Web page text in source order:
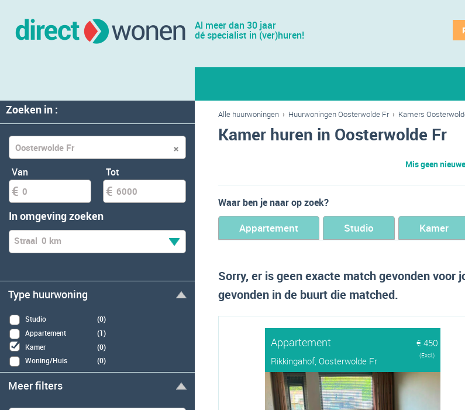
Al meer dan 30 jaar
dé specialist in (ver)huren!
Zoeken in :
Van Tot
In omgeving zoeken
Straal 0 km
Type huurwoning
Studio
(0)
Appartement
(1)
Kamer
(0)
Woning/Huis
(0)
Meer filters
Alle huurwoningen › Huurwoningen Oosterwolde Fr › Kamers
Kamer huren in Oosterwolde Fr
Mis geen
Waar ben je naar op zoek?
Appartement Studio Kamer
Sorry, er is geen exacte match gevonden voor
gevonden in de buurt die matched.
Appartement
€ 450
Rikkingahof, Oosterwolde Fr
(Excl.)